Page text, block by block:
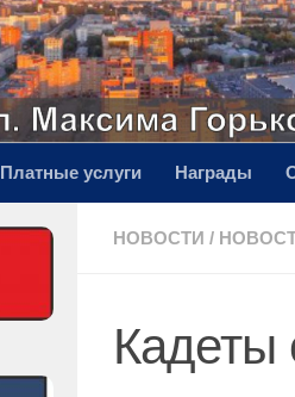
Платные услуги Награды
НОВОСТИ /
Кадеты